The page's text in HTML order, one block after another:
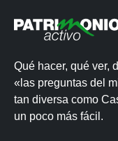
Qué hacer, qué ver,
«las preguntas del
tan diversa como
un poco más fácil.